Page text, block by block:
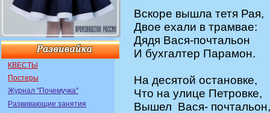
КВЕСТЫ
Постеры
Журнал "Почемучка"
Развивающие занятия
Вскоре вышла тетя Рая,
Двое ехали в трамвае:
Дядя Вася-почтальон
И бухгалтер Парамон.
На десятой остановке,
Что на улице Петровке,
Вышел Вася- почтальон,